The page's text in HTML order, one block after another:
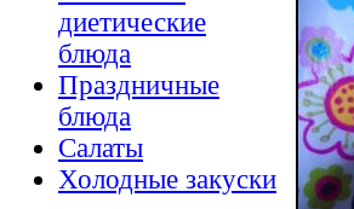
диетические
блюда
Праздничные
блюда
Салаты
Холодные закуски